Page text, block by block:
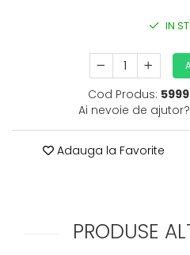
IN
Cod Produs:
Ai nevoie de ajutor?
Adauga la Favorite
PRODUSE